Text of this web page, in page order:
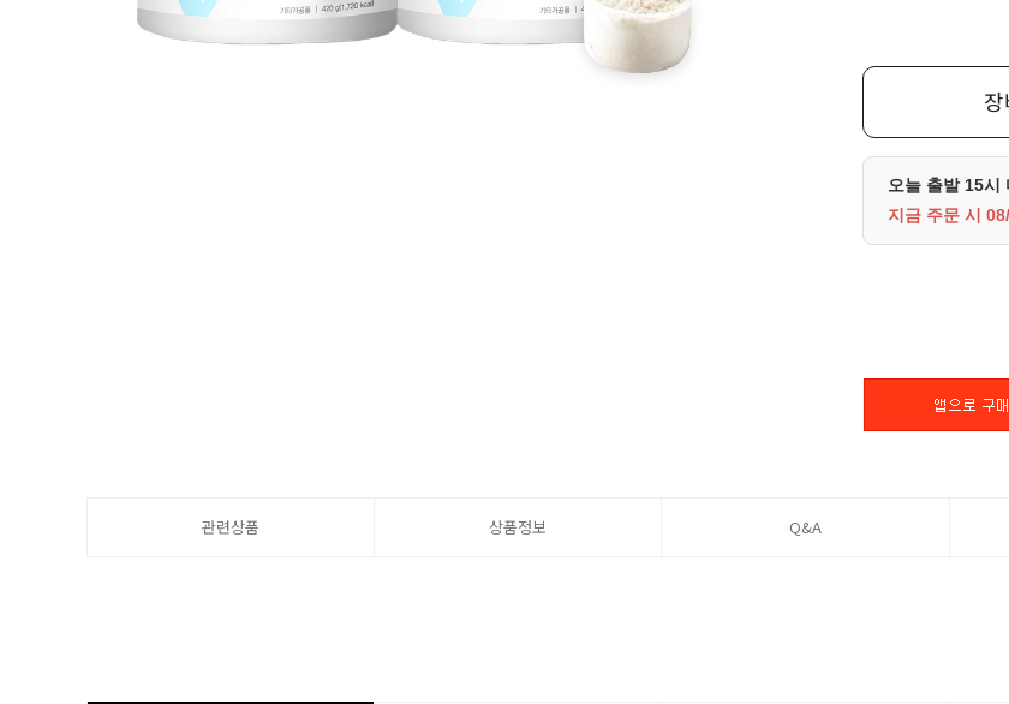
오늘 출발 15시
지금 주문 시
관련상품 상품정보 Q&A